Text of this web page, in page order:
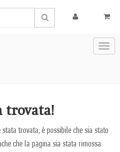
trovata!
trovata; è possibile che sia stato
che la pagina sia stata rimossa